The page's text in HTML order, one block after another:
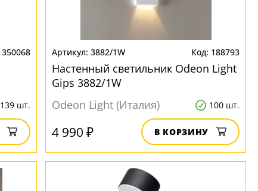
350068
139 шт.
3882/1W 188793
Настенный светильник Odeon Light
Gips 3882/1W
Odeon Light (Италия)
100 шт.
4 990 ₽ В КОРЗИНУ